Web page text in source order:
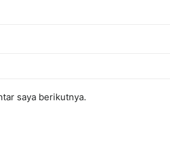
saya berikutnya.